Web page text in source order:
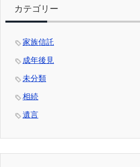
カテゴリー
家族信託
成年後見
未分類
相続
遺言